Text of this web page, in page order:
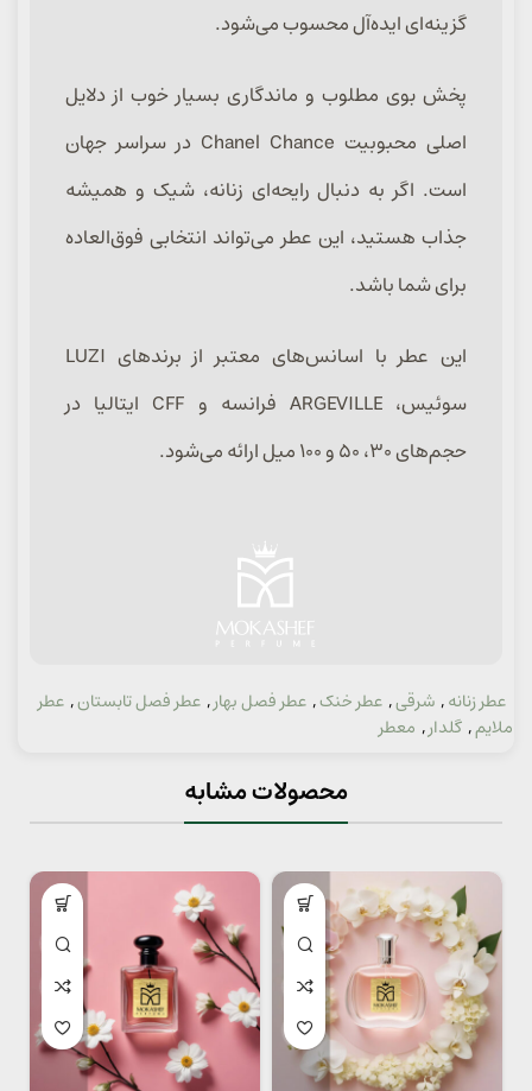
گزینه‌ای ایده‌آل محسوب می‌شود.
پخش بوی مطلوب و ماندگاری بسیار خوب از دلایل
اصلی محبوبیت Chanel Chance در سراسر جهان
است. اگر به دنبال رایحه‌ای زنانه، شیک و همیشه
جذاب هستید، این عطر می‌تواند انتخابی فوق‌العاده
برای شما باشد.
این عطر با اسانس‌های معتبر از برندهای LUZI
سوئیس، ARGEVILLE فرانسه و CFF ایتالیا در
حجم‌های ۳۰، ۵۰ و ۱۰۰ میل ارائه می‌شود.
عطر زنانه, شرقی, عطر خنک, عطر فصل بهار, عطر فصل تابستان, عطر
ملایم, گلدار, معطر
محصولات مشابه